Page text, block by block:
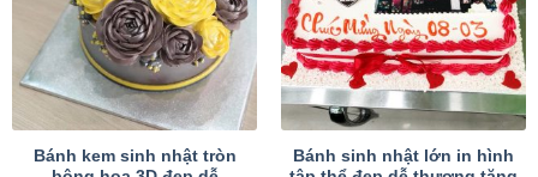
Bánh kem sinh nhật tròn
Bánh sinh nhật lớn in hình